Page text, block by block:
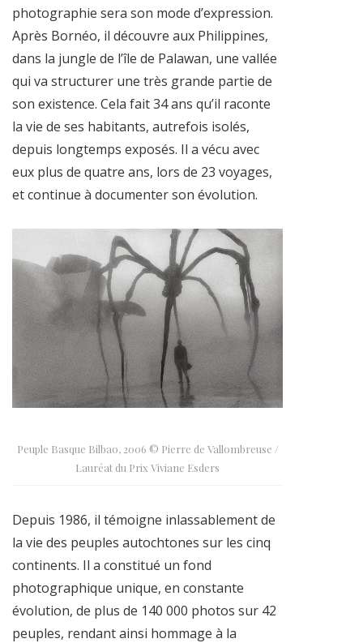
photographie sera son mode d’expression.
Après Bornéo, il découvre aux Philippines,
dans la jungle de l’île de Palawan, une vallée
qui va structurer une très grande partie de
son existence. Cela fait 34 ans qu’il raconte
la vie de ses habitants, autrefois isolés,
depuis longtemps exposés. Il a vécu avec
eux plus de quatre ans, lors de 23 voyages,
et continue à documenter son évolution.
Peuple Basque Bilbao, 2006 © Pierre de Vallombreuse /
Lauréat du Prix Viviane Esders
Depuis 1986, il témoigne inlassablement de
la vie des peuples autochtones sur les cinq
continents. Il a constitué un fond
photographique unique, en constante
évolution, de plus de 140 000 photos sur 42
peuples, rendant ainsi hommage à la